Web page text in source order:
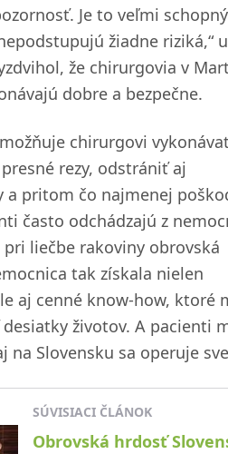
Je to veľmi
žiadne riziká,“
že chirurgovia v
dobre a bezpečne.
chirurgovi
rezy, odstrániť aj
a pritom čo najmenej
často odchádzajú z
liečbe rakoviny obrovská
tak získala nielen
aj cenné know-how, ktoré
životov. A pacienti
na Slovensku sa operuje
SÚVISIACI ČLÁNOK
Obrovská hrdosť